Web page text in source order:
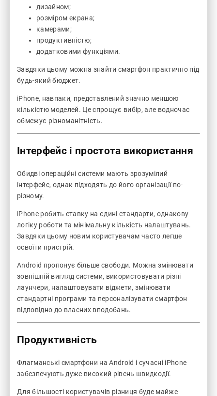
дизайном;
розміром екрана;
камерами;
продуктивністю;
додатковими функціями.
Завдяки цьому можна знайти смартфон практично під
будь-який бюджет.
iPhone, навпаки, представлений значно меншою
кількістю моделей. Це спрощує вибір, але водночас
обмежує різноманітність.
Інтерфейс і простота використання
Обидві операційні системи мають зрозумілий
інтерфейс, однак підходять до його організації по-
різному.
iPhone робить ставку на єдині стандарти, однакову
логіку роботи та мінімальну кількість налаштувань.
Завдяки цьому новим користувачам часто легше
освоїти пристрій.
Android пропонує більше свободи. Можна змінювати
зовнішній вигляд системи, використовувати різні
лаунчери, налаштовувати віджети, змінювати
стандартні програми та персоналізувати смартфон
відповідно до власних вподобань.
Продуктивність
Флагманські смартфони на Android і сучасні iPhone
забезпечують дуже високий рівень швидкодії.
Для більшості користувачів різниця буде майже